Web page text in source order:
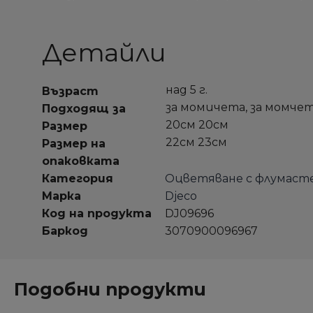
Детайли
Възраст
над 5 г.
Подходящ за
за момичета, за
Размер
20см 20см
Размер на
опаковката
22см 23см
Категория
Оцветяване с
Марка
Djeco
Код на продукта
DJ09696
Баркод
3070900096967
Подобни продукти